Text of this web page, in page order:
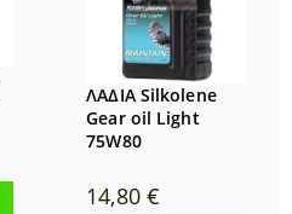
ΛΑΔΙΑ Silkolene
Gear oil Light
75W80
14,80 €